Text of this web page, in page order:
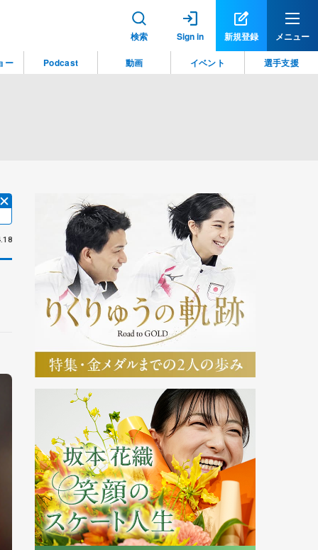
検索 Sign in 新規登録 メニュー
ー Podcast 動画 イベント 選手支援